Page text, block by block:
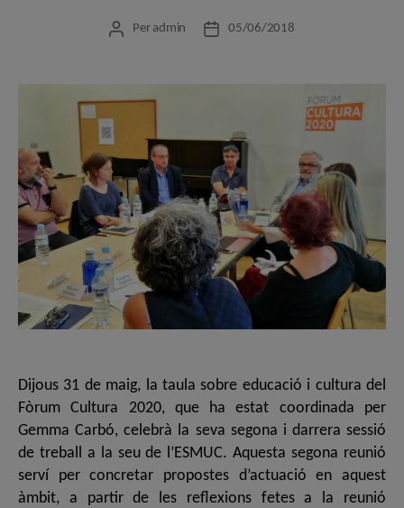
Autor
Per admin
Data05/06/2018
Dijous 31 de maig, la taula sobre educació i cultura del
Fòrum Cultura 2020, que ha estat coordinada per
Gemma Carbó, celebrà la seva segona i darrera sessió
de treball a la seu de l’ESMUC. Aquesta segona reunió
serví per concretar propostes d’actuació en aquest
àmbit, a partir de les reflexions fetes a la reunió